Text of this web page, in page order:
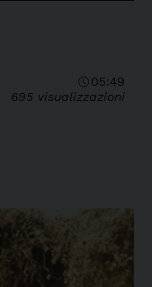
05:49
695 visualizzazioni